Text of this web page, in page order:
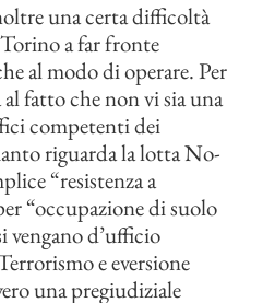
una certa difficoltà
a far fronte
al modo di operare. Per
fatto che non vi sia una
competenti dei
riguarda la lotta No-
“resistenza a
“occupazione di suolo
vengano d’ufficio
e eversione
una pregiudiziale